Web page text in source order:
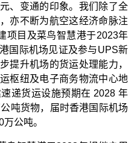
、变通的印象。我们除了全
亦不断为航空这经济命脉注
项目及菜鸟智慧港于2023年
国际机场见证及参与UPS新
提升机场的货运处理能力，
枢纽及电子商务物流中心地
递货运设施预期在 2028 年
吨货物，届时香港国际机场
公吨。